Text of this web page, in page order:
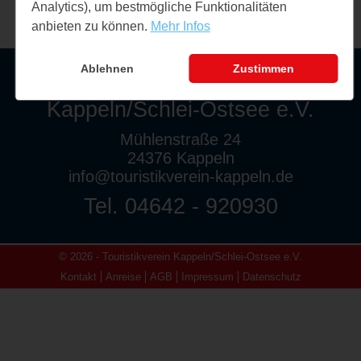
Touristikverein
Kappeln/Schlei-Ostsee e.V.
Mühlenstraße 24
24376 Kappeln
info@touristikverein-kappeln.de
Tel. 04642 - 920930
© 2026 - Touristikverein Kappeln/Schlei-Ostsee e.V.
Kontakt
Anreise AGB Impressum Datenschutz
Analytics), um bestmögliche Funktionalitäten
anbieten zu können. Mehr Infos
Ablehnen Zustimmen